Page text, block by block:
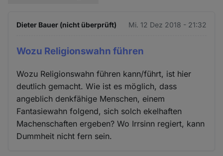
Dieter Bauer (nicht überprüft) Mi. 12 Dez 2018 - 21:32
Wozu Religionswahn führen
Wozu Religionswahn führen kann/führt, ist hier
deutlich gemacht. Wie ist es möglich, dass
angeblich denkfähige Menschen, einem
Fantasiewahn folgend, sich solch ekelhaften
Machenschaften ergeben? Wo Irrsinn regiert, kann
Dummheit nicht fern sein.